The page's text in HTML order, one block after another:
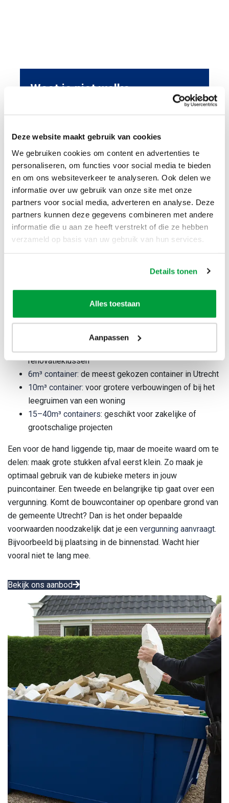
Deze website maakt gebruik van cookies
We gebruiken cookies om content en advertenties te
personaliseren, om functies voor social media te bieden
en om ons websiteverkeer te analyseren. Ook delen we
informatie over uw gebruik van onze site met onze
partners voor social media, adverteren en analyse. Deze
partners kunnen deze gegevens combineren met andere
informatie die u aan ze heeft verstrekt of die ze hebben
verzameld op basis van uw gebruik van hun services.
Details tonen
Alles toestaan
Aanpassen
Weet je niet welke
Binnen enkele klikken
container bij jouw klus
wij hebben altijd een formaat die past bij jouw klus.
renovatieklussen
6m³ container: de meest gekozen container in Utrecht
10m³ container: voor grotere verbouwingen of bij het
leegruimen van een woning
15–40m³ containers: geschikt voor zakelijke of
grootschalige projecten
Een voor de hand liggende tip, maar de moeite waard om te
delen: maak grote stukken afval eerst klein. Zo maak je
optimaal gebruik van de kubieke meters in jouw
puincontainer. Een tweede en belangrijke tip gaat over een
vergunning. Komt de bouwcontainer op openbare grond van
de gemeente Utrecht? Dan is het onder bepaalde
voorwaarden noodzakelijk dat je een vergunning aanvraagt.
Bijvoorbeeld bij plaatsing in de binnenstad. Wacht hier
vooral niet te lang mee.
Bekijk ons aanbod